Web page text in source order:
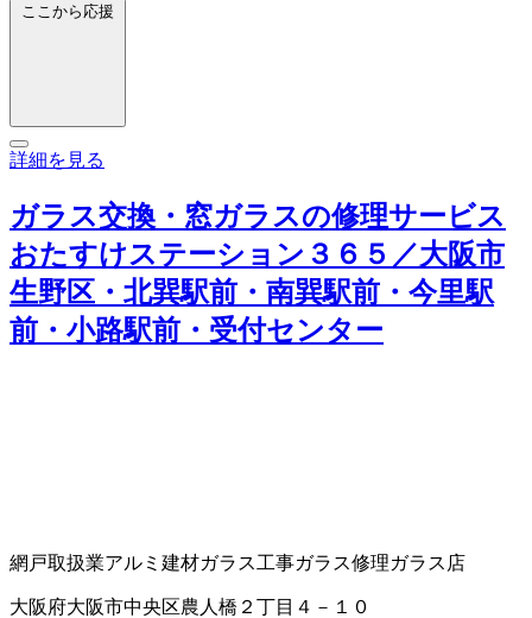
ここから応援
詳細を見る
ガラス交換・窓ガラスの修理サービス
おたすけステーション３６５／大阪市
生野区・北巽駅前・南巽駅前・今里駅
前・小路駅前・受付センター
網戸取扱業アルミ建材ガラス工事ガラス修理ガラス店
大阪府大阪市中央区農人橋２丁目４－１０